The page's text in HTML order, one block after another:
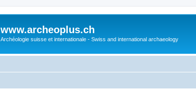
www.archeoplus.ch
Archéologie suisse et internationale - Swiss and international archaeology